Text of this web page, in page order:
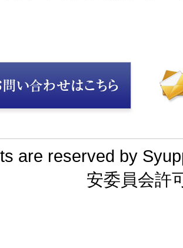
are reserved by
安委員会許